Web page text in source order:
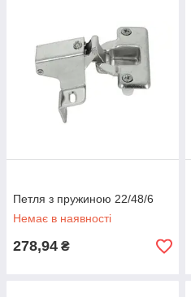
Петля з пружиною 22/48/6
Немає в наявності
278,94 ₴